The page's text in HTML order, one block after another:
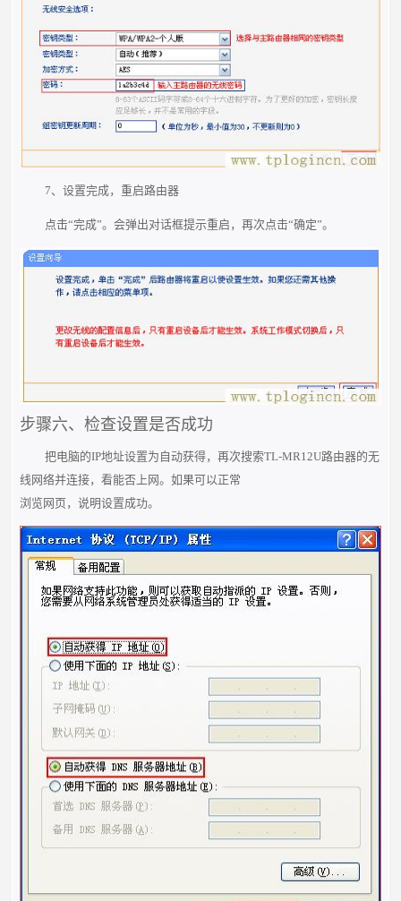
7、设置完成，重启路由器
点击“完成”。会弹出对话框提示重启，再次点击“确定”。
步骤六、检查设置是否成功
把电脑的IP地址设置为自动获得，再次搜索TL-MR12U路由器的无
线网络并连接，看能否上网。如果可以正常
浏览网页，说明设置成功。